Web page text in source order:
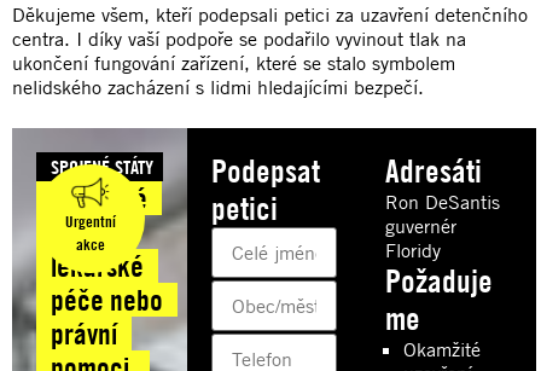
Děkujeme všem, kteří podepsali petici za uzavření detenčního
centra. I díky vaší podpoře se podařilo vyvinout tlak na
ukončení fungování zařízení, které se stalo symbolem
nelidského zacházení s lidmi hledajícími bezpečí.
Urgentní
akce
SPOJENÉ STÁTY
Bez čisté
vody,
lékařské
péče nebo
právní
Podepsat
petici
Adresáti
Ron DeSantis
guvernér
Floridy
Požaduje
me
Okamžité